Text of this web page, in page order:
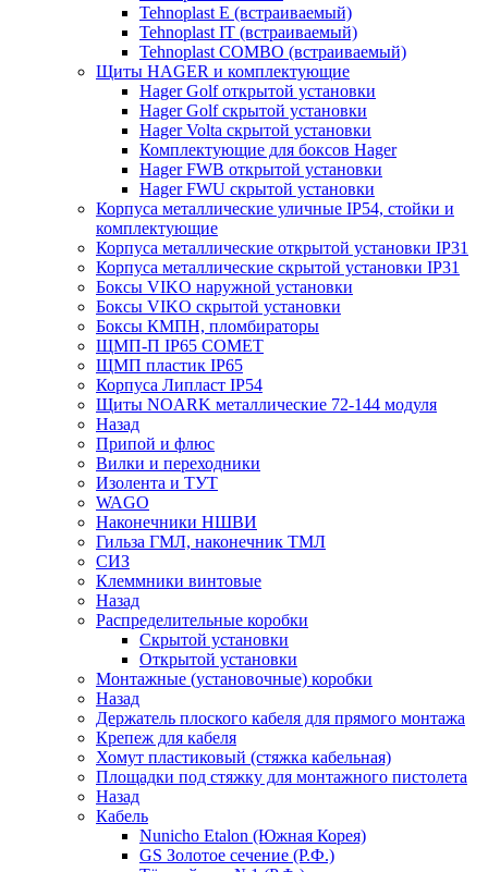
Tehnoplast E (встраиваемый)
Tehnoplast IT (встраиваемый)
Tehnoplast COMBO (встраиваемый)
Щиты HAGER и комплектующие
Hager Golf открытой установки
Hager Golf скрытой установки
Hager Volta скрытой установки
Комплектующие для боксов Hager
Hager FWB открытой установки
Hager FWU скрытой установки
Корпуса металлические уличные IP54, стойки и
комплектующие
Корпуса металлические открытой установки IP31
Корпуса металлические скрытой установки IP31
Боксы VIKO наружной установки
Боксы VIKO скрытой установки
Боксы КМПН, пломбираторы
ЩМП-П IP65 COMET
ЩМП пластик IP65
Корпуса Липласт IP54
Щиты NOARK металлические 72-144 модуля
Назад
Припой и флюс
Вилки и переходники
Изолента и ТУТ
WAGO
Наконечники НШВИ
Гильза ГМЛ, наконечник ТМЛ
СИЗ
Клеммники винтовые
Назад
Распределительные коробки
Скрытой установки
Открытой установки
Монтажные (установочные) коробки
Назад
Держатель плоского кабеля для прямого монтажа
Крепеж для кабеля
Хомут пластиковый (стяжка кабельная)
Площадки под стяжку для монтажного пистолета
Назад
Кабель
Nunicho Etalon (Южная Корея)
GS Золотое сечение (Р.Ф.)